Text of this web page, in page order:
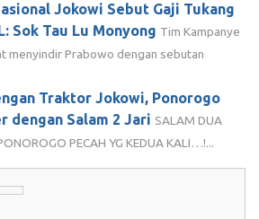
Jokowi Sebut Gaji Tukang
Sok Tau Lu Monyong Tim Kampanye
menyindir Prabowo dengan sebutan
Traktor Jokowi, Ponorogo
dengan Salam 2 Jari SALAM DUA
PECAH YG KEDUA KALI…!...